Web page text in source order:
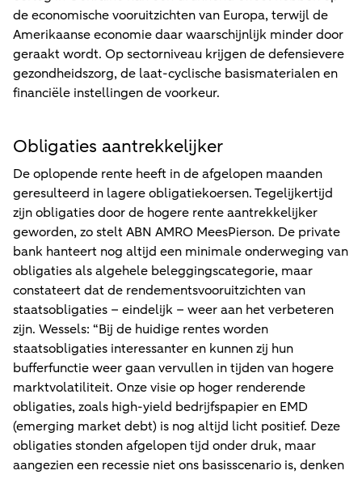
de economische vooruitzichten van Europa, terwijl de
Amerikaanse economie daar waarschijnlijk minder door
geraakt wordt. Op sectorniveau krijgen de defensievere
gezondheidszorg, de laat-cyclische basismaterialen en
financiële instellingen de voorkeur.
Obligaties aantrekkelijker
De oplopende rente heeft in de afgelopen maanden
geresulteerd in lagere obligatiekoersen. Tegelijkertijd
zijn obligaties door de hogere rente aantrekkelijker
geworden, zo stelt ABN AMRO MeesPierson. De private
bank hanteert nog altijd een minimale onderweging van
obligaties als algehele beleggingscategorie, maar
constateert dat de rendementsvooruitzichten van
staatsobligaties – eindelijk – weer aan het verbeteren
zijn. Wessels: “Bij de huidige rentes worden
staatsobligaties interessanter en kunnen zij hun
bufferfunctie weer gaan vervullen in tijden van hogere
marktvolatiliteit. Onze visie op hoger renderende
obligaties, zoals high-yield bedrijfspapier en EMD
(emerging market debt) is nog altijd licht positief. Deze
obligaties stonden afgelopen tijd onder druk, maar
aangezien een recessie niet ons basisscenario is, denken